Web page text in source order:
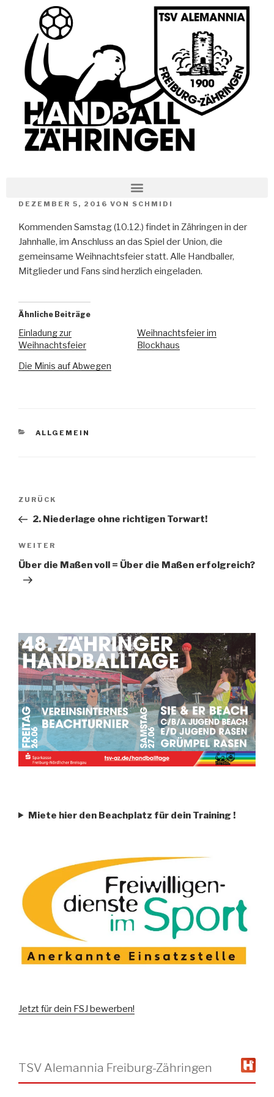
DEZEMBER 5, 2016 VON SCHMIDI
Kommenden Samstag (10.12.) findet in Zähringen in der
Jahnhalle, im Anschluss an das Spiel der Union, die
gemeinsame Weihnachtsfeier statt. Alle Handballer,
Mitglieder und Fans sind herzlich eingeladen.
Ähnliche Beiträge
Einladung zur
Weihnachtsfeier
Weihnachtsfeier im
Blockhaus
Die Minis auf Abwegen
ALLGEMEIN
ZURÜCK
2. Niederlage ohne richtigen Torwart!
WEITER
Über die Maßen voll = Über die Maßen erfolgreich?
Miete hier den Beachplatz für dein Training !
Jetzt für dein FSJ bewerben!
TSV Alemannia Freiburg-Zähringen